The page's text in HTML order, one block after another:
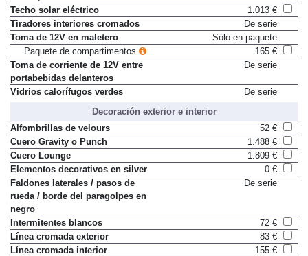
Techo solar eléctrico
1.013 €
Tiradores interiores cromados
De serie
Toma de 12V en maletero
Sólo en paquete
Paquete de compartimentos
165 €
Toma de corriente de 12V entre
portabebidas delanteros
De serie
Vidrios calorífugos verdes
De serie
Decoración exterior e interior
Alfombrillas de velours
52 €
Cuero Gravity o Punch
1.488 €
Cuero Lounge
1.809 €
Elementos decorativos en silver
0 €
Faldones laterales / pasos de
rueda / borde del paragolpes en
negro
De serie
Intermitentes blancos
72 €
Línea cromada exterior
83 €
Línea cromada interior
155 €